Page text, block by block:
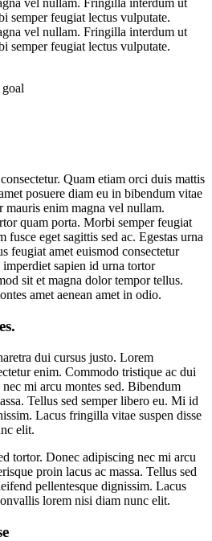
vel nullam. Fringilla interdum ut
semper feugiat lectus vulputate.
vel nullam. Fringilla interdum ut
semper feugiat lectus vulputate.
goal
Quam etiam orci duis mattis
posuere diam eu in bibendum vitae
mauris enim magna vel nullam.
quam porta. Morbi semper feugiat
fusce eget sagittis sed ac. Egestas urna
feugiat amet euismod consectetur
sapien id urna tortor
sit et magna dolor tempor tellus.
amet aenean amet in odio.
dui cursus justo. Lorem
enim. Commodo tristique ac dui
mi arcu montes sed. Bibendum
Tellus sed semper libero eu. Mi id
Lacus fringilla vitae suspen disse
elit.
tortor. Donec adipiscing nec mi arcu
proin lacus ac massa. Tellus sed
pellentesque dignissim. Lacus
lorem nisi diam nunc elit.